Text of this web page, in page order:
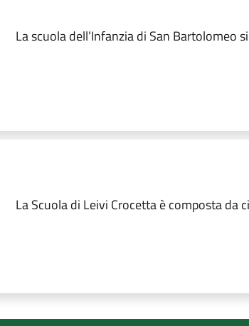
La scuola dell’Infanzia di San Bartolomeo
La Scuola di Leivi Crocetta è composta da